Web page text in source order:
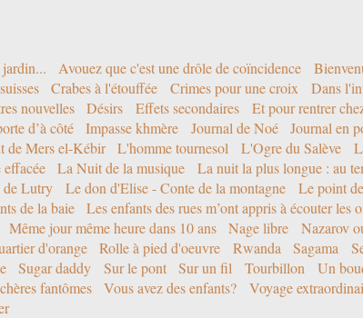
Avouez que c'est une drôle de coïncidence
Crabes à l'étouffée Crimes pour une croix
Dans
nouvelles Désirs Effets secondaires
Et pour rentrer
d’à côté Impasse khmère Journal de Noé Journal en
de Mers el-Kébir L'homme tournesol L'Ogre du Salève
La Nuit de la musique
La nuit la plus longue : au
de Lutry Le don d'Elise - Conte de la montagne
Le point
de la baie
Les enfants des rues m’ont appris à écouter les
Même jour même heure dans 10 ans Nage libre
Nazarov
d'orange Rolle à pied d'oeuvre Rwanda Sagama
Sugar daddy Sur le pont Sur un fil Tourbillon
Un
fantômes Vous avez des enfants? Voyage